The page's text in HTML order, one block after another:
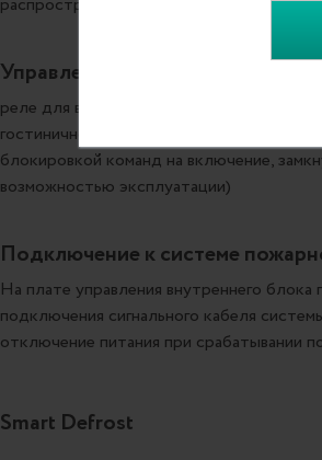
Управление с помощью карты
реле для внешнего управления
гостиничного номер (разомкнуто:
блокировкой команд на включение,
возможностью эксплуатации)
Подключение к системе
На плате управления внутреннего
подключения сигнального кабеля
отключение питания при срабатывании
Smart Defrost